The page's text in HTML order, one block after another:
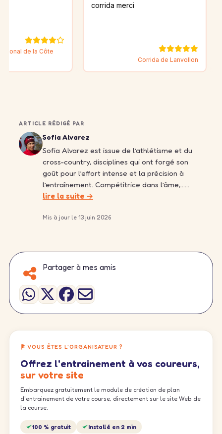
Côte
corrida merci
Corrida de Lanvollon
ARTICLE RÉDIGÉ PAR
Sofia Alvarez
Sofia Alvarez est issue de l’athlétisme et du
cross-country, disciplines qui ont forgé son
goût pour l’effort intense et la précision à
l’entraînement. Compétitrice dans l’âme,……
lire la suite →
Mis à jour le 13 juin 2026
Partager à mes amis
VOUS ÊTES L'ORGANISATEUR ?
Offrez l'entrainement à vos coureurs,
sur votre site
Embarquez gratuitement le module de création de plan
d'entrainement de votre course, directement sur le site Web de
la course.
100 % gratuit Installé en 2 min